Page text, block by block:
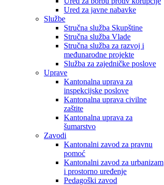
Ured za javne nabavke
Službe
Stručna služba Skupštine
Stručna služba Vlade
Stručna služba za razvoj i
međunarodne projekte
Služba za zajedničke poslove
Uprave
Kantonalna uprava za
inspekcijske poslove
Kantonalna uprava civilne
zaštite
Kantonalna uprava za
šumarstvo
Zavodi
Kantonalni zavod za pravnu
pomoć
Kantonalni zavod za urbanizam
i prostorno uređenje
Pedagoški zavod